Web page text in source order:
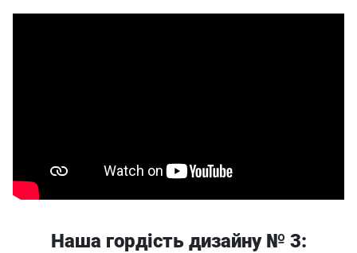
Наша гордість дизайну № 3: